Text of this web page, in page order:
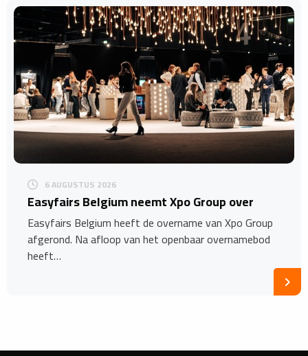
6 AUGUSTUS 2026
Easyfairs Belgium neemt Xpo Group over
Easyfairs Belgium heeft de overname van Xpo Group
afgerond. Na afloop van het openbaar overnamebod
heeft…